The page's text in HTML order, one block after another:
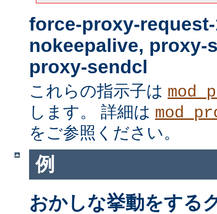
force-proxy-
nokeepalive, proxy-
proxy-sendcl
これらの指示子は
します。 詳細は
をご参照ください。
例
おかしな挙動をする